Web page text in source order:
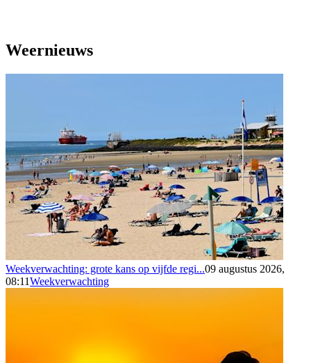
Weernieuws
Weekverwachting: grote kans op vijfde regi...09 augustus 2026,
08:11Weekverwachting